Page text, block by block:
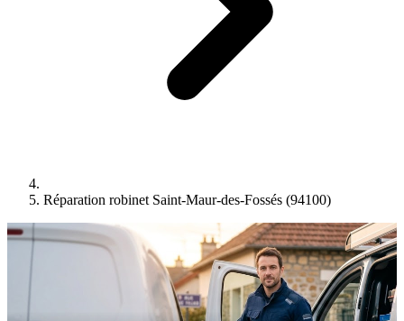
Réparation robinet Saint-Maur-des-Fossés (94100)